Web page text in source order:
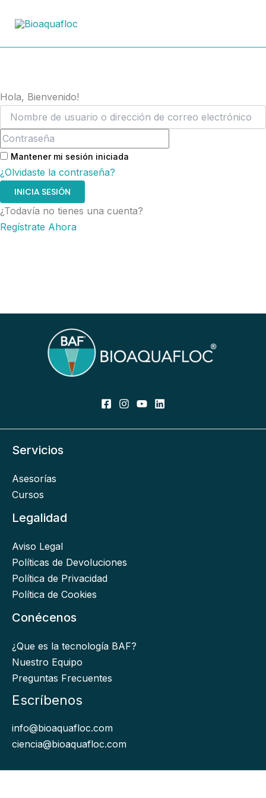
Hola, Bienvenido!
Mantener mi sesión iniciada
¿Olvidaste la contraseña?
INICIA SESIÓN
¿Todavía no tienes una cuenta?
Regístrate Ahora
Servicios
Asesorías
Cursos
Legalidad
Aviso Legal
Políticas de Devoluciones
Política de Privacidad
Política de Cookies
Conécenos
¿Que es la tecnología BAF?
Nuestro Equipo
Preguntas Frecuentes
Escríbenos
info@bioaquafloc.com
ciencia@bioaquafloc.com